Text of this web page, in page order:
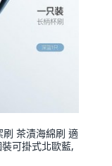
茶漬海綿刷 適
可掛式北歐藍,